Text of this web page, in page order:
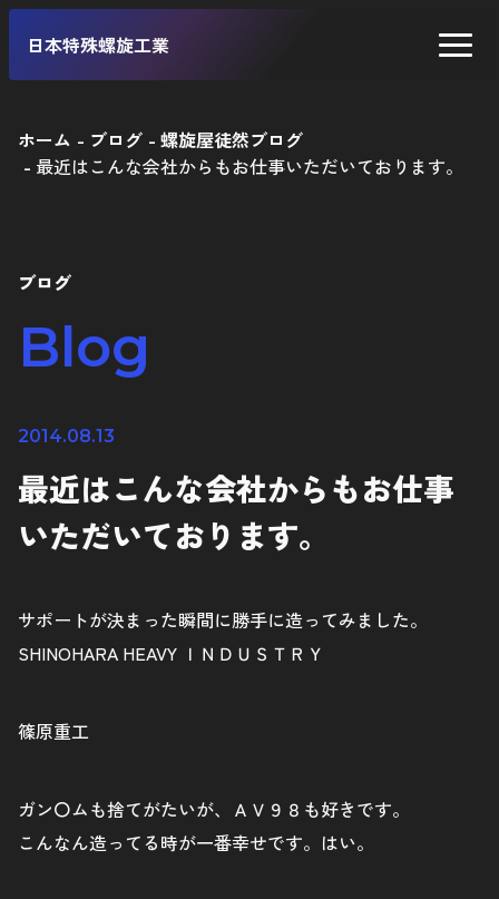
日本特殊螺旋工業
自転車
工業製品
ホーム ブログ
螺旋屋徒然ブログ
最近はこんな会社からもお仕事いただいております。
ブログ
Blog
2014.08.13
最近はこんな会社からもお仕事
いただいております。
サポートが決まった瞬間に勝手に造ってみました。
SHINOHARA HEAVY ＩＮＤＵＳＴＲＹ
篠原重工
ガン〇ムも捨てがたいが、ＡＶ９８も好きです。
こんなん造ってる時が一番幸せです。はい。